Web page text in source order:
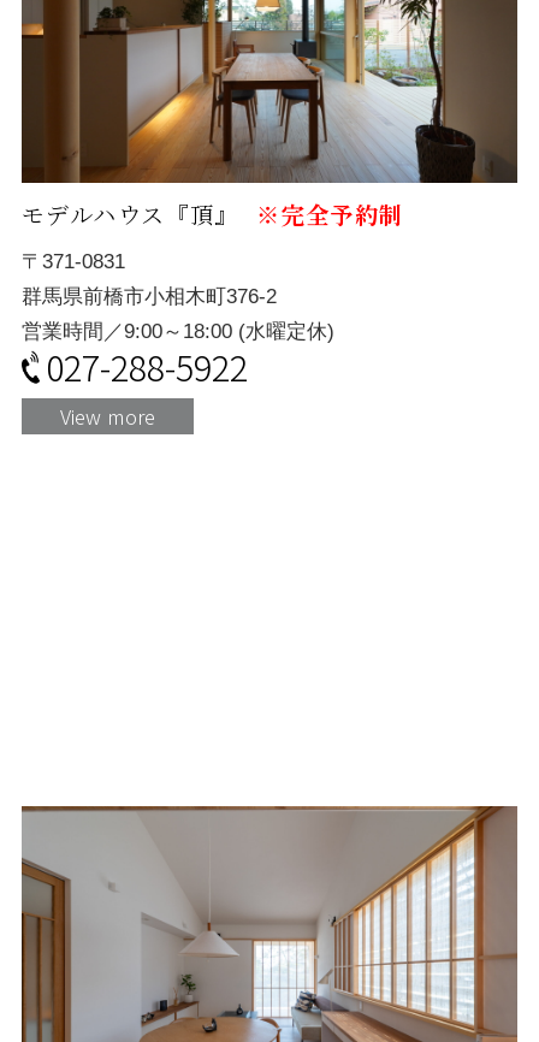
モデルハウス『頂』 ※完全予約制
〒371-0831
群馬県前橋市小相木町376-2
営業時間／9:00～18:00 (水曜定休)
027-288-5922
View more